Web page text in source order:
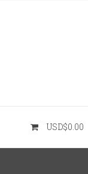
USD$0.00